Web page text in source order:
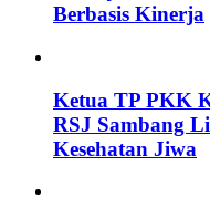
Berbasis Kinerja
Ketua TP PKK
RSJ Sambang
Kesehatan Jiwa